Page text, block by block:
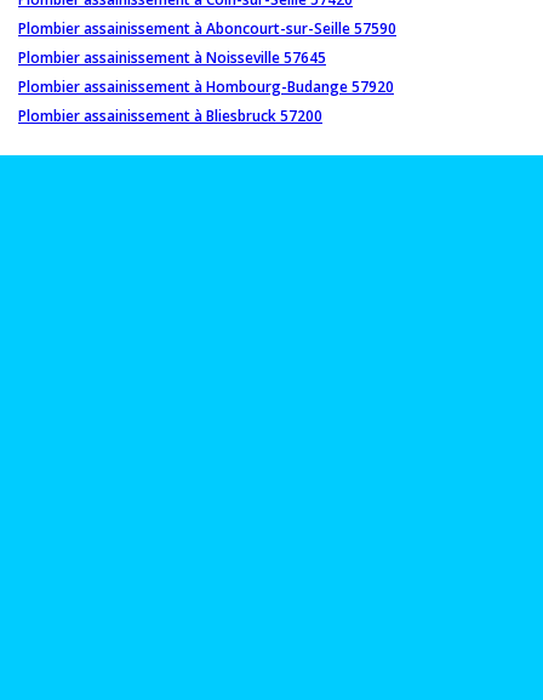
Plombier assainissement à Aboncourt-sur-Seille 57590
Plombier assainissement à Noisseville 57645
Plombier assainissement à Hombourg-Budange 57920
Plombier assainissement à Bliesbruck 57200